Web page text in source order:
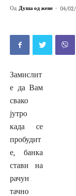
Од Душа од жене - 04/02/
Замислит
е да Вам
свако
јутро
када се
пробудит
е, банка
стави на
рачун
тачно